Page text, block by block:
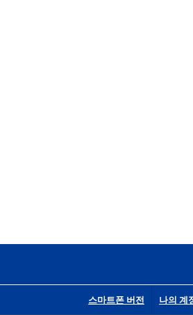
스마트폰 버전 나의 계